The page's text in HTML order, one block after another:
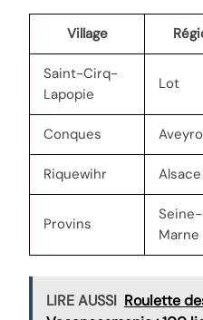
Village
Saint-Cirq-
Lapopie
Lot
Conques
Riquewihr Alsace
Provins
Marne
LIRE AUSSI Roulette